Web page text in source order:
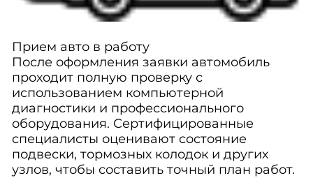
Прием авто в работу
После оформления заявки автомобиль
проходит полную проверку с
использованием компьютерной
диагностики и профессионального
оборудования. Сертифицированные
специалисты оценивают состояние
подвески, тормозных колодок и других
узлов, чтобы составить точный план работ.